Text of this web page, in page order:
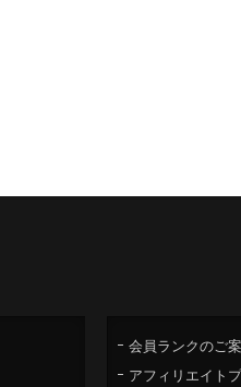
会員ランクのご
アフィリエイト